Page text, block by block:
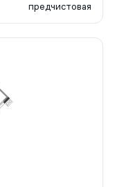
предчистовая